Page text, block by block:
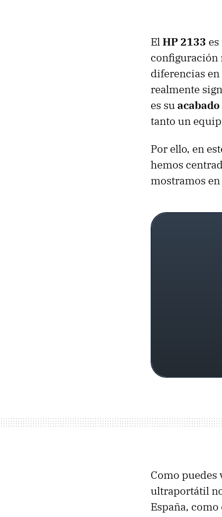
ElHP 2133
configuración
diferencias
realmente
es su
tanto un
Por ello, en
hemos
mostramos
Como puedes
ultraportátil
España,